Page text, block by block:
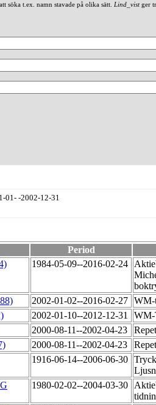
söka t.ex. namn stavade på olika sätt. Lind_vistger
01- -2002-12-31
Period
1984-05-09--2016-02-24
2002-01-02--2016-02-27
2002-01-10--2012-12-31
2000-08-11--2002-04-23
2000-08-11--2002-04-23
1916-06-14--2006-06-30
1980-02-02--2004-03-30